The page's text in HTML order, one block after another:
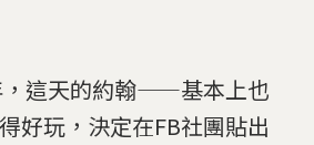
，這天的約翰——基本上也
好玩，決定在FB社團貼出